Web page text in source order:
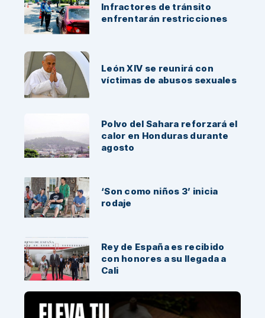
Infractores de tránsito
enfrentarán restricciones
León XIV se reunirá con
víctimas de abusos sexuales
Polvo del Sahara reforzará el
calor en Honduras durante
agosto
‘Son como niños 3’ inicia
rodaje
Rey de España es recibido
con honores a su llegada a
Cali